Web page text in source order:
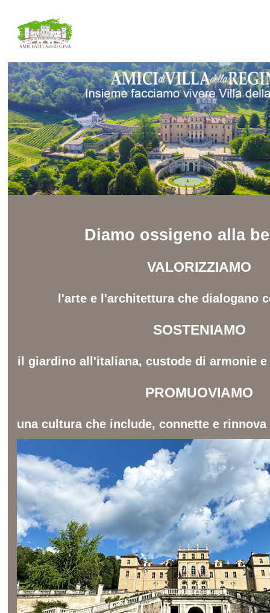
Diamo ossigeno alla
VALORIZZIAMO
l'arte e l'architettura che dialogano
SOSTENIAMO
il giardino all'italiana, custode di armonie
PROMUOVIAMO
una cultura che include, connette e